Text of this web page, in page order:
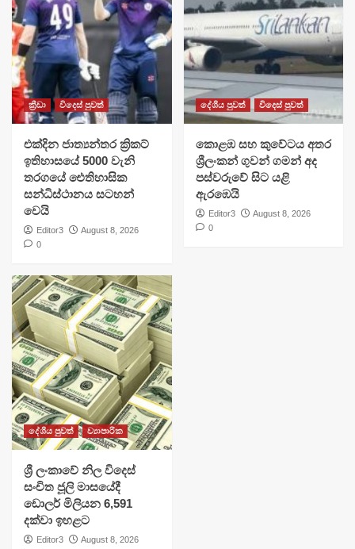
ක්‍රීඩා විදෙස් පුවත්
එක්දින ජාත්‍යන්තර ක්‍රිකට්
ඉතිහාසයේ 5000 වැනි
තරගයේ ඓතිහාසික
සන්ධිස්ථානය සටහන්
වෙයි
Editor3
August 8, 2026
0
දේශීය පුවත් විදෙස් පුවත්
​කොළඹ සහ කුවේටය අතර
ශ්‍රීලංකන් ගුවන් ගමන් අද
පස්වරුවේ සිට යළි
ඇරඹෙයි
Editor3
August 8, 2026
0
දේශීය පුවත් ව්‍යාපාරික
ශ්‍රී ලංකාවේ නිල විදෙස්
සංචිත ජූලි මාසයේදී
ඩොලර් මිලියන 6,591
දක්වා ඉහළට
Editor3
August 8, 2026